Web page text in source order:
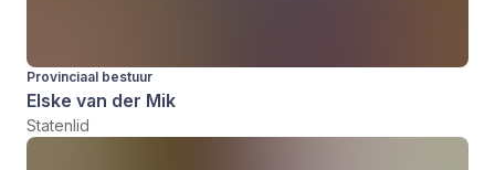
Provinciaal bestuur
Elske van der Mik
Statenlid